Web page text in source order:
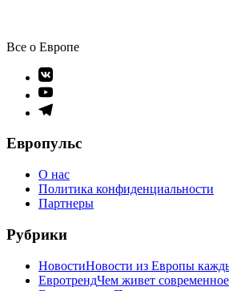
Все о Европе
Элемент
меню
Элемент
меню
Элемент
Европульс
О нас
Политика конфиденциальности
Партнеры
Рубрики
НовостиНовости из Европы
ЕвротрендЧем живет